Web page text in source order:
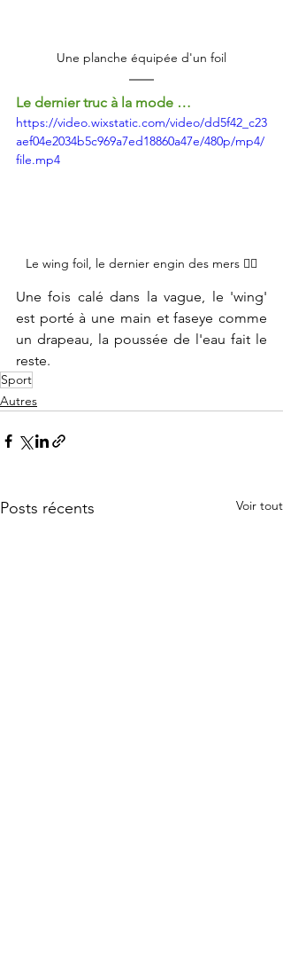
Une planche équipée d'un foil
Le dernier truc à la mode …
https://video.wixstatic.com/video/dd5f42_c23
aef04e2034b5c969a7ed18860a47e/480p/mp4/
file.mp4
Le wing foil, le dernier engin des mers 🏄‍♂️
Une fois calé dans la vague, le 'wing'
est porté à une main et faseye comme
un drapeau, la poussée de l'eau fait le
reste.
Sport
Autres
Posts récents Voir tout